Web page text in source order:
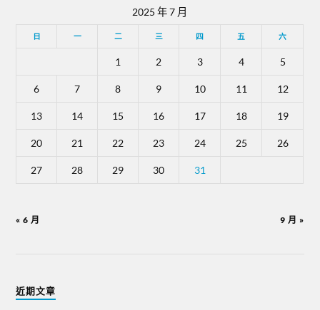
2025 年 7 月
日 一 二 三 四 五 六
1 2 3 4 5
6 7 8 9 10 11 12
13 14 15 16 17 18 19
20 21 22 23 24 25 26
27 28 29 30 31
« 6 月 9 月 »
近期文章